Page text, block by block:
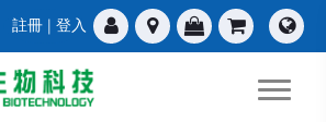
註冊 | 登入